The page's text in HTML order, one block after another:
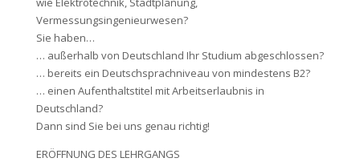
Vermessungsingenieurwesen?
Sie haben…
… außerhalb von Deutschland Ihr Studium abgeschlossen?
… bereits ein Deutschsprachniveau von mindestens B2?
… einen Aufenthaltstitel mit Arbeitserlaubnis in
Deutschland?
Dann sind Sie bei uns genau richtig!
ERÖFFNUNG DES LEHRGANGS